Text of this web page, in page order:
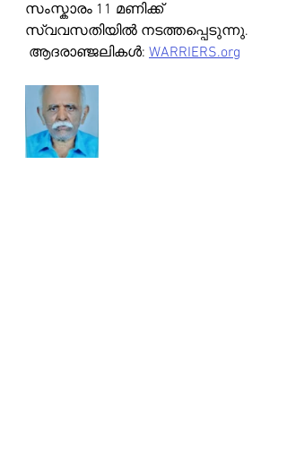
സംസ്കാരം 11 മണിക്ക്
സ്വവസതിയിൽ നടത്തപ്പെടുന്നു.
ആദരാഞ്ജലികൾ: WARRIERS.org